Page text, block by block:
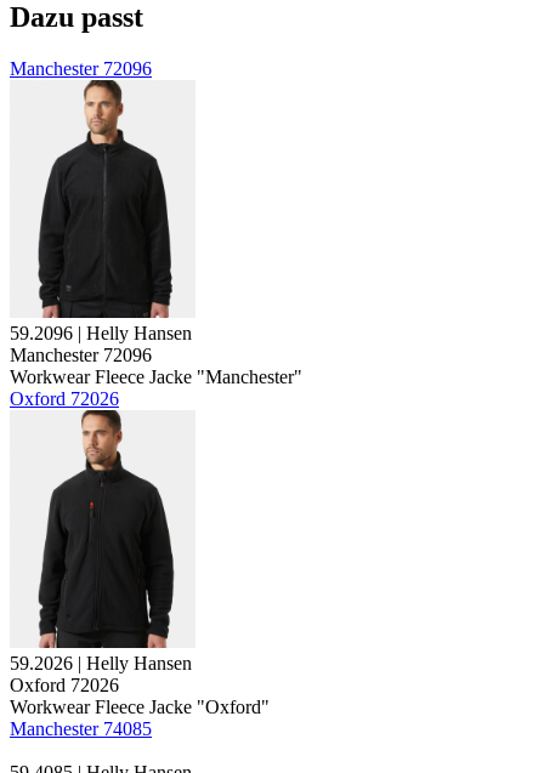
Dazu passt
Manchester 72096
59.2096 | Helly Hansen
Manchester 72096
Workwear Fleece Jacke "Manchester"
Oxford 72026
59.2026 | Helly Hansen
Oxford 72026
Workwear Fleece Jacke "Oxford"
Manchester 74085